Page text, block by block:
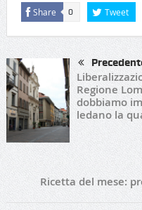
Share 0 Tweet
Regione
dobbiamo
ledano la
Ricetta del mese: